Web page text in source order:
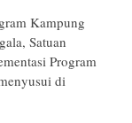
Kampung
Satuan
Program
di